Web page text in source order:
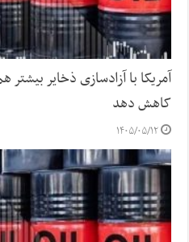
آمریکا با آزادسازی ذخایر
کاهش دهد
۱۴۰۵/۰۵/۱۲